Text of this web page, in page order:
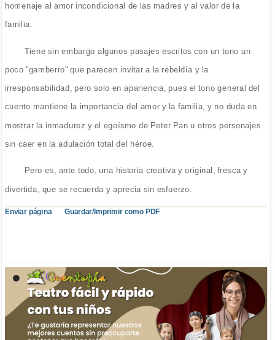
homenaje al amor incondicional de las madres y al valor de la
familia.
Tiene sin embargo algunos pasajes escritos con un tono un
poco "gamberro" que parecen invitar a la rebeldía y la
irresponsabilidad, pero solo en apariencia, pues el tono general del
cuento mantiene la importancia del amor y la familia, y no duda en
mostrar la inmadurez y el egoísmo de Peter Pan u otros personajes
sin caer en la adulación total del héroe.
Pero es, ante todo, una historia creativa y original, fresca y
divertida, que se recuerda y aprecia sin esfuerzo.
Enviar página Guardar/Imprimir como PDF